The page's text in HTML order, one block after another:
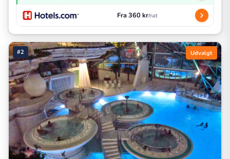
Fra 360 kr/nat
#2 Udvalgt